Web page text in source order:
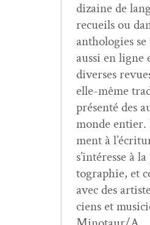
dizaine de
recueils ou
antholo­gies
aus­si en ligne
divers­es
elle-même
présen­té des
monde
ment à
s’in­téresse à
togra­phie, et
avec des
ciens et